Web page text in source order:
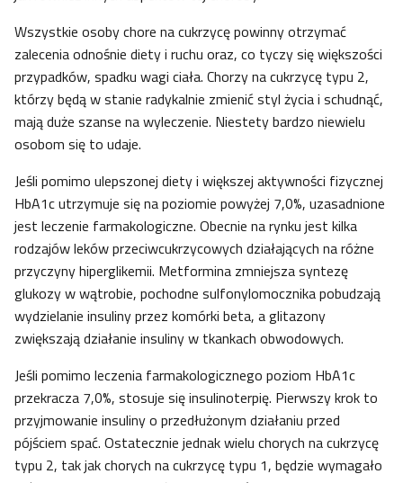
Wszystkie osoby chore na cukrzycę powinny otrzymać
zalecenia odnośnie diety i ruchu oraz, co tyczy się większości
przypadków, spadku wagi ciała. Chorzy na cukrzycę typu 2,
którzy będą w stanie radykalnie zmienić styl życia i schudnąć,
mają duże szanse na wyleczenie. Niestety bardzo niewielu
osobom się to udaje.
Jeśli pomimo ulepszonej diety i większej aktywności fizycznej
HbA1c utrzymuje się na poziomie powyżej 7,0%, uzasadnione
jest leczenie farmakologiczne. Obecnie na rynku jest kilka
rodzajów leków przeciwcukrzycowych działających na różne
przyczyny hiperglikemii. Metformina zmniejsza syntezę
glukozy w wątrobie, pochodne sulfonylomocznika pobudzają
wydzielanie insuliny przez komórki beta, a glitazony
zwiększają działanie insuliny w tkankach obwodowych.
Jeśli pomimo leczenia farmakologicznego poziom HbA1c
przekracza 7,0%, stosuje się insulinoterpię. Pierwszy krok to
przyjmowanie insuliny o przedłużonym działaniu przed
pójściem spać. Ostatecznie jednak wielu chorych na cukrzycę
typu 2, tak jak chorych na cukrzycę typu 1, będzie wymagało